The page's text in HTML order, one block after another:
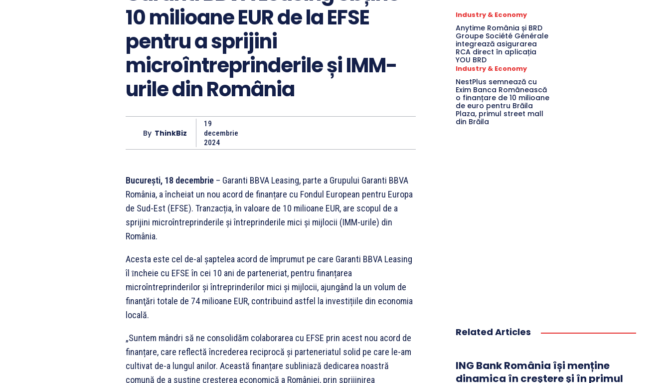
10 milioane EUR de la EFSE
pentru a sprijini
microîntreprinderile și IMM-
urile din România
By ThinkBiz
19
decembrie
2024
București, 18 decembrie– Garanti BBVA Leasing, parte a Grupului Garanti BBVA
România, a încheiat un nou acord de finanțare cu Fondul European pentru Europa
de Sud-Est (EFSE). Tranzacția, în valoare de 10 milioane EUR, are scopul de a
sprijini microîntreprinderile și întreprinderile mici și mijlocii (IMM-urile) din
România.
Acesta este cel de-al șaptelea acord de împrumut pe care Garanti BBVA Leasing
îl ȋncheie cu EFSE în cei 10 ani de parteneriat, pentru finanțarea
microîntreprinderilor și întreprinderilor mici și mijlocii, ajungând la un volum de
finanţări totale de 74 milioane EUR, contribuind astfel la investițiile din economia
locală.
„Suntem mândri să ne consolidăm colaborarea cu EFSE prin acest nou acord de
finanțare, care reflectă încrederea reciprocă și parteneriatul solid pe care le-am
cultivat de-a lungul anilor. Această finanțare subliniază dedicarea noastră
comună de a susține creșterea economică a României, prin sprijinirea
Industry & Economy
Anytime România și BRD
Groupe Société Générale
integrează asigurarea
RCA direct în aplicația
YOU BRD
Industry & Economy
NestPlus semnează cu
Exim Banca Românească
o finanțare de 10 milioane
de euro pentru Brăila
Plaza, primul street mall
din Brăila
Related Articles
ING Bank România își menține
dinamica în creștere și în primul